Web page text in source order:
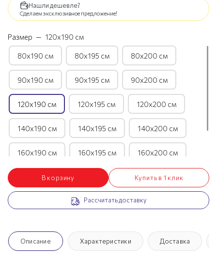
Нашли дешевле?
Сделаем эксклюзивное предложение!
Размер — 120х190 см
80х190 см 80х195 см 80х200 см
90х190 см 90х195 см 90х200 см
120х190 см 120х195 см 120х200 см
140х190 см 140х195 см 140х200 см
160х190 см 160х195 см 160х200 см
180х190 см 180х195 см 180х200 см
В корзину Купить в 1 клик
Рассчитать доставку
Описание Характеристики Доставка